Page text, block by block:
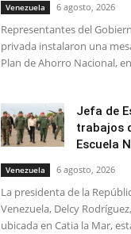
Venezuela 6 agosto, 2026
Representantes del
privada instalaron una
Plan de Ahorro Nacional,
Jefa de
trabajos
Escuela
Venezuela 6 agosto, 2026
La presidenta de la
Venezuela, Delcy
ubicada en Catia la Mar,